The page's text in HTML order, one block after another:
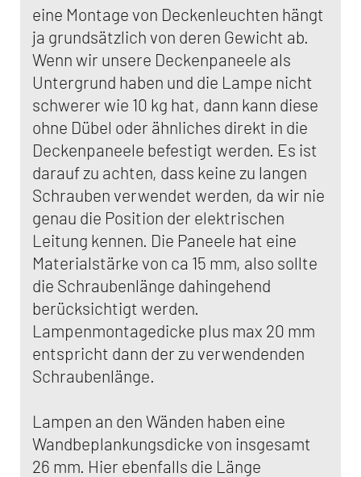
eine Montage von Deckenleuchten hängt
ja grundsätzlich von deren Gewicht ab.
Wenn wir unsere Deckenpaneele als
Untergrund haben und die Lampe nicht
schwerer wie 10 kg hat, dann kann diese
ohne Dübel oder ähnliches direkt in die
Deckenpaneele befestigt werden. Es ist
darauf zu achten, dass keine zu langen
Schrauben verwendet werden, da wir nie
genau die Position der elektrischen
Leitung kennen. Die Paneele hat eine
Materialstärke von ca 15 mm, also sollte
die Schraubenlänge dahingehend
berücksichtigt werden.
Lampenmontagedicke plus max 20 mm
entspricht dann der zu verwendenden
Schraubenlänge.
Lampen an den Wänden haben eine
Wandbeplankungsdicke von insgesamt
26 mm. Hier ebenfalls die Länge